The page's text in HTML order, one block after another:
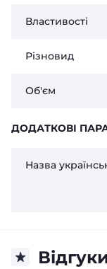
Властивості
Різновид
Об'єм
ДОДАТКОВІ
Назва